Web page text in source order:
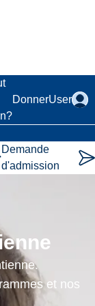
DonnerUser
Demande
d'admission
et nos